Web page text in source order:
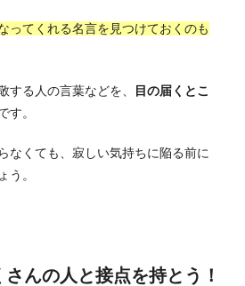
ってくれる名言を見つけておくのも
する人の言葉などを、
目の届くとこ
す。
なくても、寂しい気持ちに陥る前に
う。
んの人と接点を持とう！